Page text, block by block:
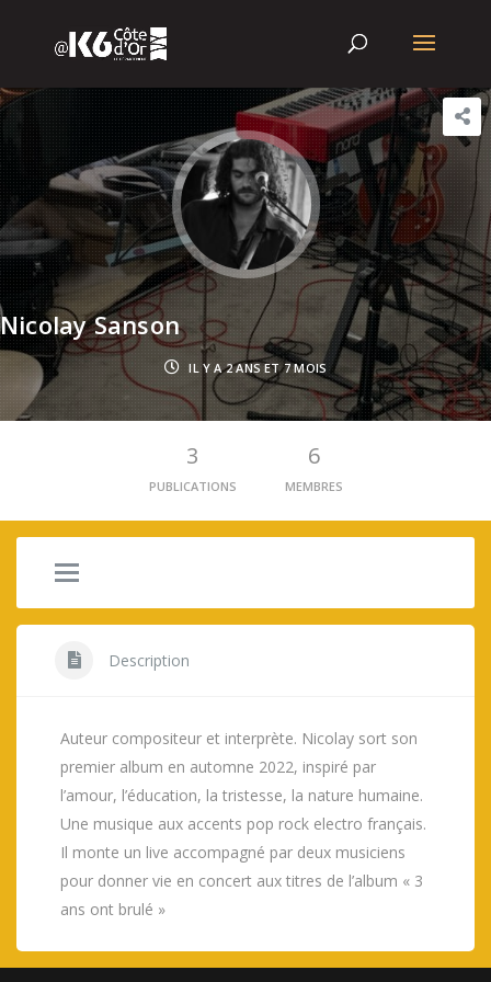
Nicolay Sanson
IL Y A 2 ANS ET 7 MOIS
3
PUBLICATIONS
6
MEMBRES
Description
Auteur compositeur et interprète. Nicolay sort son
premier album en automne 2022, inspiré par
l’amour, l’éducation, la tristesse, la nature humaine.
Une musique aux accents pop rock electro français.
Il monte un live accompagné par deux musiciens
pour donner vie en concert aux titres de l’album « 3
ans ont brulé »